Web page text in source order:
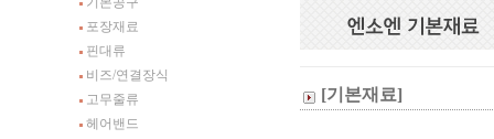
포장재료
핀대류
비즈/연결장식
고무줄류
헤어밴드
[기본재료]